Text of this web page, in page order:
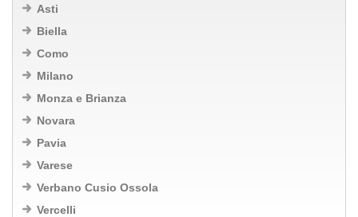
Asti
Biella
Como
Milano
Monza e Brianza
Novara
Pavia
Varese
Verbano Cusio Ossola
Vercelli